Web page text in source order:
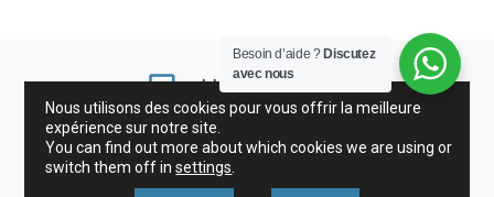
Grès Cérame et Carreaux Gresite Décoration
Nous utilisons des cookies pour vous offrir la meilleure
expérience sur notre site.
You can find out more about which cookies we are using or
switch them off insettings
Besoin d’aide ? Discutez
avec nous